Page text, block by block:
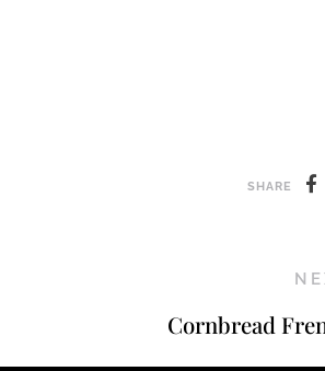
SHARE
Cornbread